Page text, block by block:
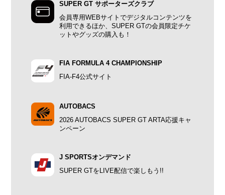
SUPER GT サポーターズクラブ
会員専用WEBサイトでデジタルコンテンツを
利用できるほか、SUPER GTの会員限定チケ
ットやグッズの購入も！
FIA FORMULA 4 CHAMPIONSHIP
FIA-F4公式サイト
AUTOBACS
2026 AUTOBACS SUPER GT ARTA応援キャ
ンペーン
J SPORTSオンデマンド
SUPER GTをLIVE配信で楽しもう!!